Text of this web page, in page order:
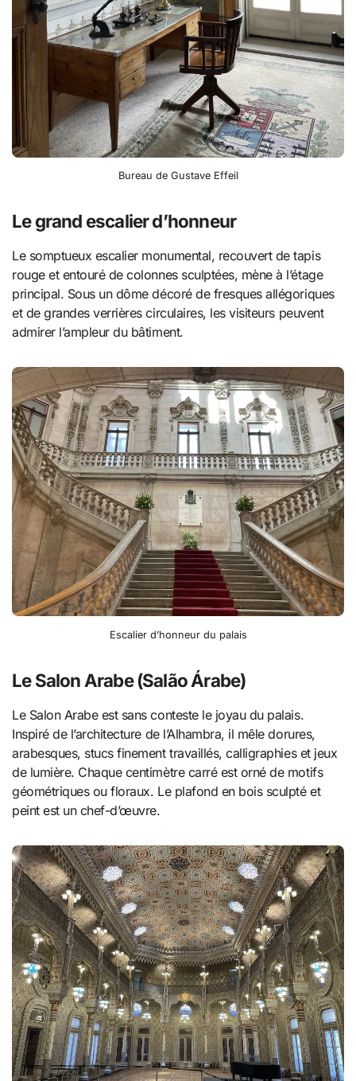
Bureau de Gustave Effeil
Le grand escalier d’honneur
Le somptueux escalier monumental, recouvert de tapis
rouge et entouré de colonnes sculptées, mène à l’étage
principal. Sous un dôme décoré de fresques allégoriques
et de grandes verrières circulaires, les visiteurs peuvent
admirer l’ampleur du bâtiment.
Escalier d’honneur du palais
Le Salon Arabe (Salão Árabe)
Le Salon Arabe est sans conteste le joyau du palais.
Inspiré de l’architecture de l’Alhambra, il mêle dorures,
arabesques, stucs finement travaillés, calligraphies et jeux
de lumière. Chaque centimètre carré est orné de motifs
géométriques ou floraux. Le plafond en bois sculpté et
peint est un chef-d’œuvre.